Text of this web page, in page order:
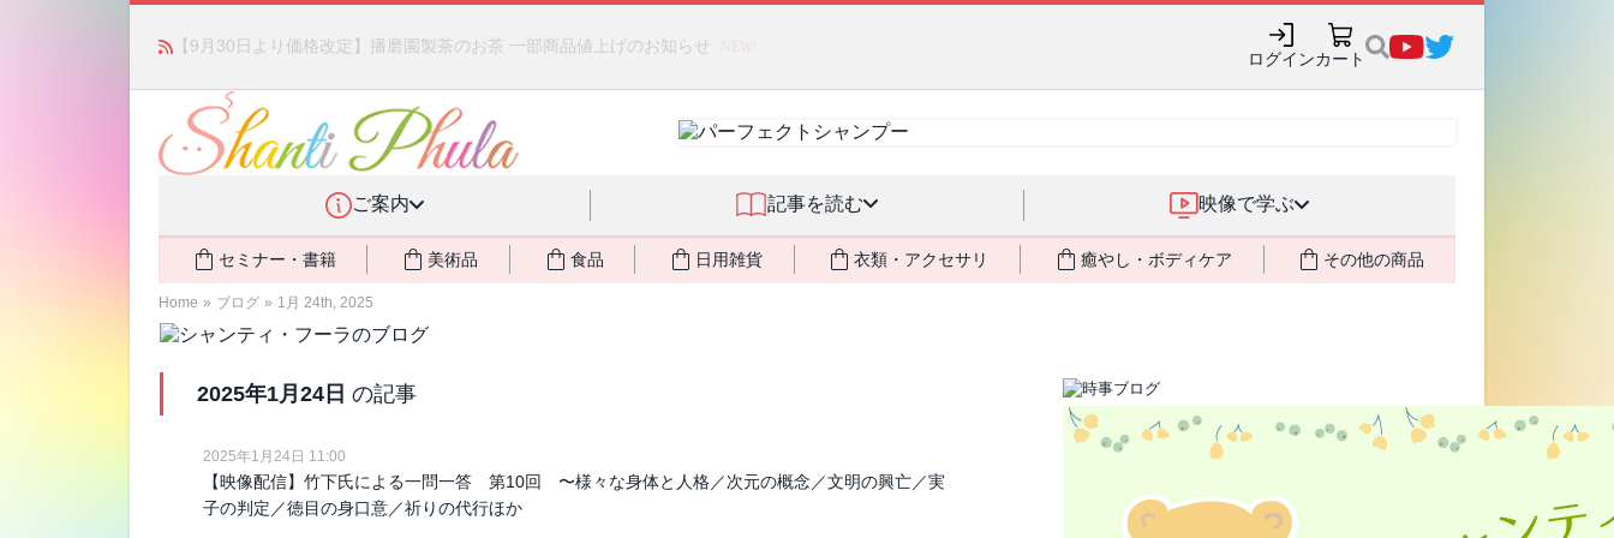
かつて愛されていた人気商品が復活！夏場に活躍するジェルクリーム「アクアサーキュレーション」💖🏖️ 8月末までの購入でポイント還元も✨
ログインカート
ご案内 記事を読む 映像で学ぶ
セミナー・書籍 美術品 食品 日用雑貨 衣類・アクセサリ 癒やし・ボディケア その他の商品
Home » ブログ » 1月 24th, 2025
2025年1月24日 の記事
2025年1月24日 11:00
【映像配信】竹下氏による一問一答 第10回 〜様々な身体と人格／次元の概念／文明の興亡／実
子の判定／徳目の身口意／祈りの代行ほか